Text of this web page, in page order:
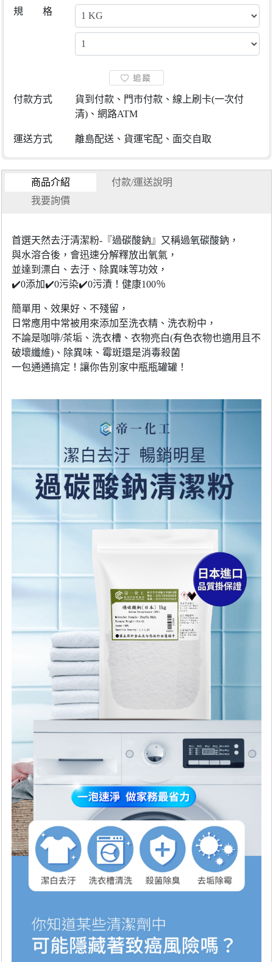
規 格
付款方式
貨到付款、門市付款、線上刷卡(一次付
清)、網路ATM
運送方式 離島配送、貨運宅配、面交自取
商品介紹
付款/運送說明
我要詢價
首選天然去汙清潔粉-『過碳酸鈉』又稱過氧碳酸鈉，
與水溶合後，會迅速分解釋放出氧氣，
並達到漂白、去汙、除異味等功效，
✔️0添加✔️0污染✔️0污漬！健康100％
簡單用、效果好、不殘留，
日常應用中常被用來添加至洗衣精、洗衣粉中，
不論是咖啡/茶垢、洗衣槽、衣物亮白(有色衣物也適用且不
破壞纖維)、除異味、霉斑還是消毒殺菌
一包通通搞定！讓你告別家中瓶瓶罐罐！